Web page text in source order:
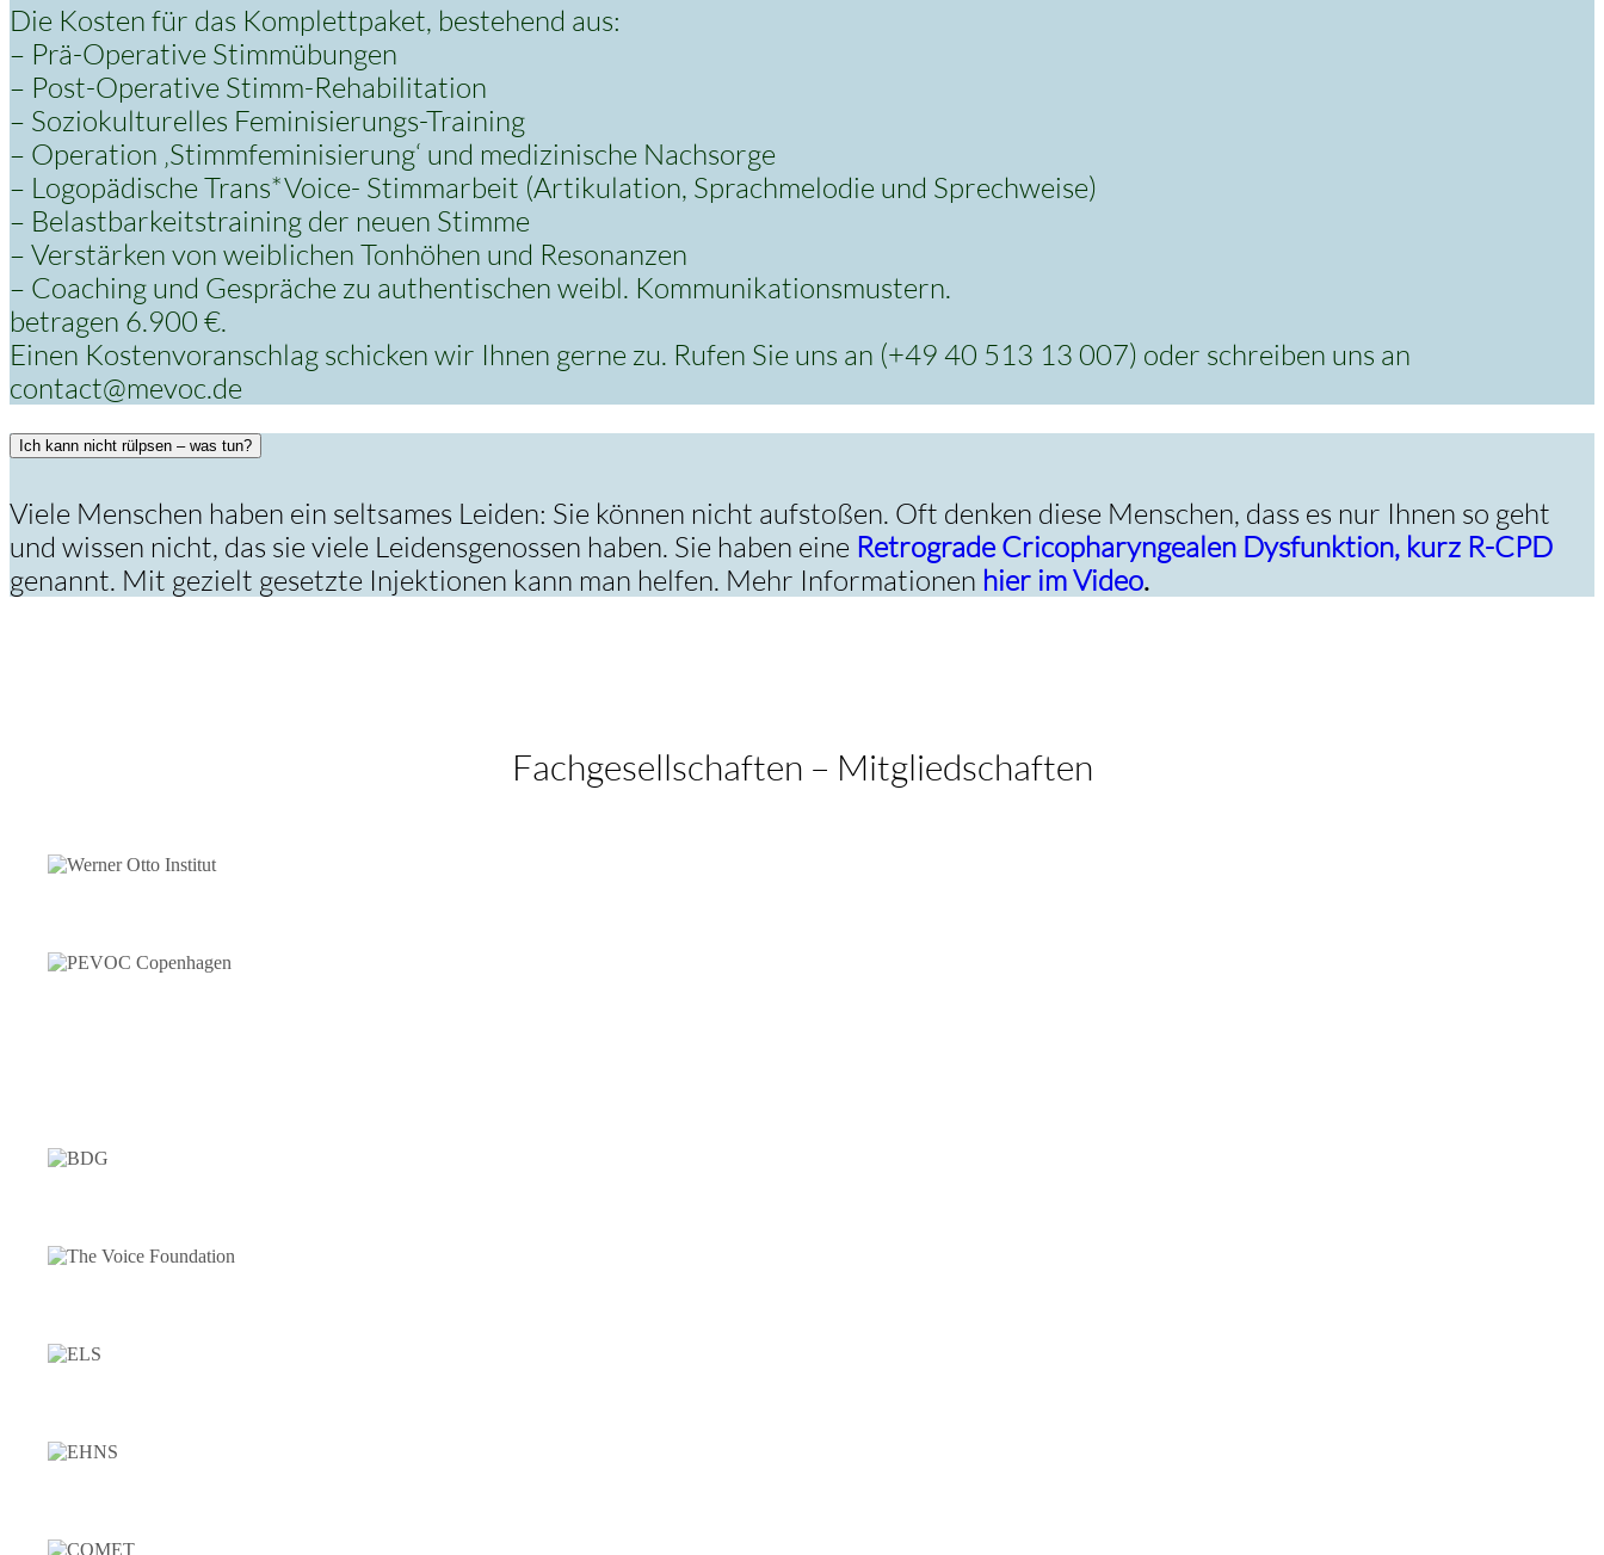
Die Kosten für das Komplettpaket, bestehend aus:
– Prä-Operative Stimmübungen
– Post-Operative Stimm-Rehabilitation
– Soziokulturelles Feminisierungs-Training
– Operation ‚Stimmfeminisierung‘ und medizinische Nachsorge
– Logopädische Trans*Voice- Stimmarbeit (Artikulation, Sprachmelodie und Sprechweise)
– Belastbarkeitstraining der neuen Stimme
– Verstärken von weiblichen Tonhöhen und Resonanzen
– Coaching und Gespräche zu authentischen weibl. Kommunikationsmustern.
betragen 6.900 €.
Einen Kostenvoranschlag schicken wir Ihnen gerne zu. Rufen Sie uns an (+49 40 513 13 007) oder schreiben uns an
contact@mevoc.de
Ich kann nicht rülpsen – was tun?
Viele Menschen haben ein seltsames Leiden: Sie können nicht aufstoßen. Oft denken diese Menschen, dass es nur Ihnen so geht
und wissen nicht, das sie viele Leidensgenossen haben. Sie haben eine Retrograde Cricopharyngealen Dysfunktion, kurz R-CPD
genannt. Mit gezielt gesetzte Injektionen kann man helfen. Mehr Informationen hier im Video.
Fachgesellschaften – Mitgliedschaften